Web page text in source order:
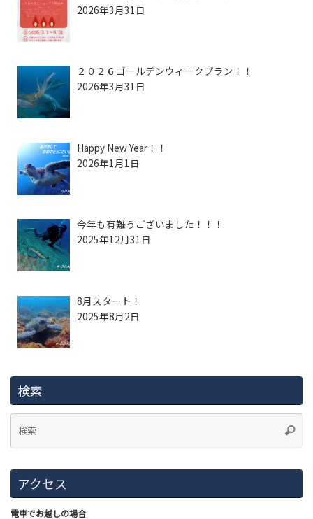
2026年3月31日
２０２６ゴールデンウィークプラン！！
2026年3月31日
Happy New Year！！
2026年1月1日
今年も有難うございました！！！
2025年12月31日
8月スタート！
2025年8月2日
検索
アクセス
電車でお越しの場合